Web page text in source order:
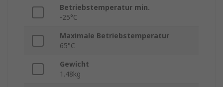
Betriebstemperatur min.
-25°C
Maximale Betriebstemperatur
65°C
Gewicht
1.48kg